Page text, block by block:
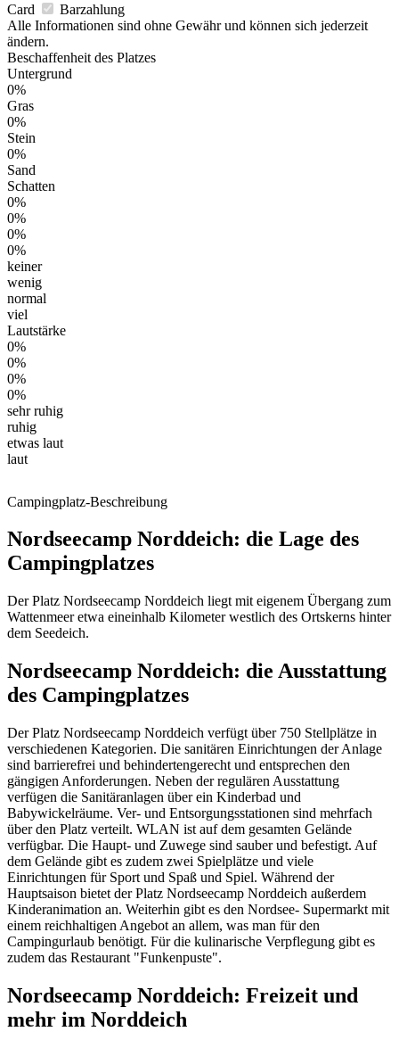
Card
Barzahlung
Alle Informationen sind ohne Gewähr und können sich jederzeit
ändern.
Beschaffenheit des Platzes
Untergrund
0%
Gras
0%
Stein
0%
Sand
Schatten
0%
0%
0%
0%
keiner
wenig
normal
viel
Lautstärke
0%
0%
0%
0%
sehr ruhig
ruhig
etwas laut
laut
Campingplatz-Beschreibung
Nordseecamp Norddeich: die Lage des
Campingplatzes
Der Platz Nordseecamp Norddeich liegt mit eigenem Übergang zum
Wattenmeer etwa eineinhalb Kilometer westlich des Ortskerns hinter
dem Seedeich.
Nordseecamp Norddeich: die Ausstattung
des Campingplatzes
Der Platz Nordseecamp Norddeich verfügt über 750 Stellplätze in
verschiedenen Kategorien. Die sanitären Einrichtungen der Anlage
sind barrierefrei und behindertengerecht und entsprechen den
gängigen Anforderungen. Neben der regulären Ausstattung
verfügen die Sanitäranlagen über ein Kinderbad und
Babywickelräume. Ver- und Entsorgungsstationen sind mehrfach
über den Platz verteilt. WLAN ist auf dem gesamten Gelände
verfügbar. Die Haupt- und Zuwege sind sauber und befestigt. Auf
dem Gelände gibt es zudem zwei Spielplätze und viele
Einrichtungen für Sport und Spaß und Spiel. Während der
Hauptsaison bietet der Platz Nordseecamp Norddeich außerdem
Kinderanimation an. Weiterhin gibt es den Nordsee- Supermarkt mit
einem reichhaltigen Angebot an allem, was man für den
Campingurlaub benötigt. Für die kulinarische Verpflegung gibt es
zudem das Restaurant "Funkenpuste".
Nordseecamp Norddeich: Freizeit und
mehr im Norddeich